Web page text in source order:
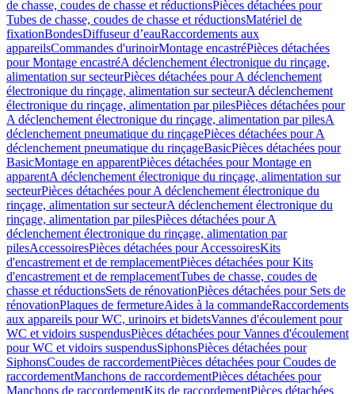
de chasse, coudes de chasse et réductionsPièces détachées pour
Tubes de chasse, coudes de chasse et réductionsMatériel de
fixationBondesDiffuseur d’eauRaccordements aux
appareilsCommandes d'urinoirMontage encastréPièces détachées
pour Montage encastréA déclenchement électronique du rinçage,
alimentation sur secteurPièces détachées pour A déclenchement
électronique du rinçage, alimentation sur secteurA déclenchement
électronique du rinçage, alimentation par pilesPièces détachées pour
A déclenchement électronique du rinçage, alimentation par pilesA
déclenchement pneumatique du rinçagePièces détachées pour A
déclenchement pneumatique du rinçageBasicPièces détachées pour
BasicMontage en apparentPièces détachées pour Montage en
apparentA déclenchement électronique du rinçage, alimentation sur
secteurPièces détachées pour A déclenchement électronique du
rinçage, alimentation sur secteurA déclenchement électronique du
rinçage, alimentation par pilesPièces détachées pour A
déclenchement électronique du rinçage, alimentation par
pilesAccessoiresPièces détachées pour AccessoiresKits
d'encastrement et de remplacementPièces détachées pour Kits
d'encastrement et de remplacementTubes de chasse, coudes de
chasse et réductionsSets de rénovationPièces détachées pour Sets de
rénovationPlaques de fermetureAides à la commandeRaccordements
aux appareils pour WC, urinoirs et bidetsVannes d'écoulement pour
WC et vidoirs suspendusPièces détachées pour Vannes d'écoulement
pour WC et vidoirs suspendusSiphonsPièces détachées pour
SiphonsCoudes de raccordementPièces détachées pour Coudes de
raccordementManchons de raccordementPièces détachées pour
Manchons de raccordementKits de raccordementPièces détachées